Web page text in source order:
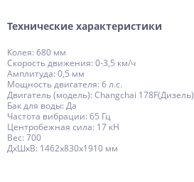
Технические характеристики
Колея: 680 мм
Скорость движения: 0-3,5 км/ч
Амплитуда: 0,5 мм
Мощность двигателя: 6 л.с.
Двигатель (модель): Changchai 178F(Дизель)
Бак для воды: Да
Частота вибрации: 65 Гц
Центробежная сила: 17 кН
Вес: 700
ДxШxВ: 1462x830x1910 мм